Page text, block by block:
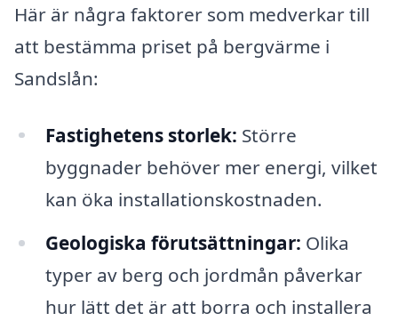
Här är några faktorer som medverkar till
att bestämma priset på bergvärme i
Sandslån:
Fastighetens storlek: Större
byggnader behöver mer energi, vilket
kan öka installationskostnaden.
Geologiska förutsättningar: Olika
typer av berg och jordmån påverkar
hur lätt det är att borra och installera